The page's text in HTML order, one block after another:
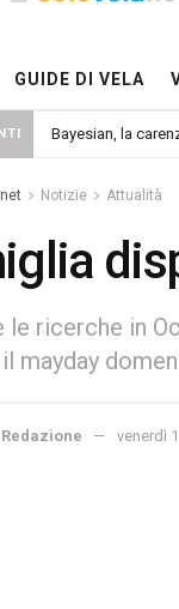
GUIDE DI VELA
Bayesian, la
Notizie Attualità
le ricerche in
mayday
Redazione venerdì